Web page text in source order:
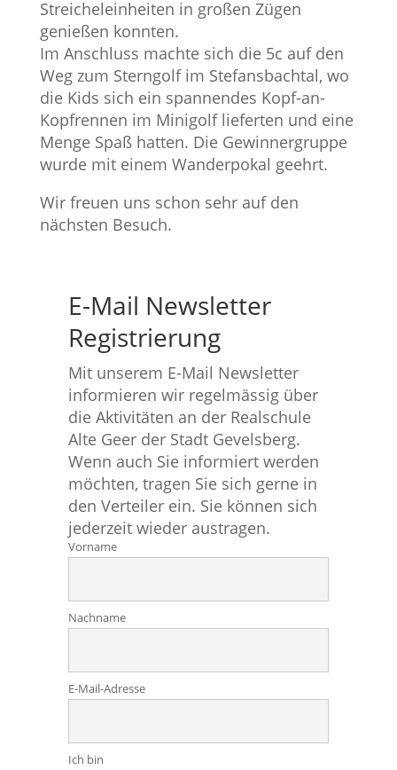
Streicheleinheiten in großen Zügen
genießen konnten.
Im Anschluss machte sich die 5c auf den
Weg zum Sterngolf im Stefansbachtal, wo
die Kids sich ein spannendes Kopf-an-
Kopfrennen im Minigolf lieferten und eine
Menge Spaß hatten. Die Gewinnergruppe
wurde mit einem Wanderpokal geehrt.
Wir freuen uns schon sehr auf den
nächsten Besuch.
E-Mail Newsletter
Registrierung
Mit unserem E-Mail Newsletter
informieren wir regelmässig über
die Aktivitäten an der Realschule
Alte Geer der Stadt Gevelsberg.
Wenn auch Sie informiert werden
möchten, tragen Sie sich gerne in
den Verteiler ein. Sie können sich
jederzeit wieder austragen.
Vorname
Nachname
E-Mail-Adresse
Ich bin